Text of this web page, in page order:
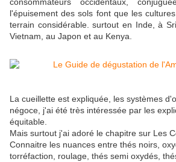
l'épuisement des sols font que les
terrain considérable. surtout en Inde, à
Vietnam, au Japon et au Kenya.
La cueillette est expliquée, les systèmes
négoce, j'ai été très intéressée par les
équitable.
Mais surtout j'ai adoré le chapitre sur Les
Connaitre les nuances entre thés noirs,
torréfaction, roulage, thés semi oxydés,